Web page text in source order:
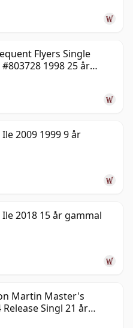
Flyers Single
1998 25 år
2009 1999 9 år
2018 15 år gammal
Martin Master's
Singl 21 år